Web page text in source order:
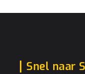
Snel naar